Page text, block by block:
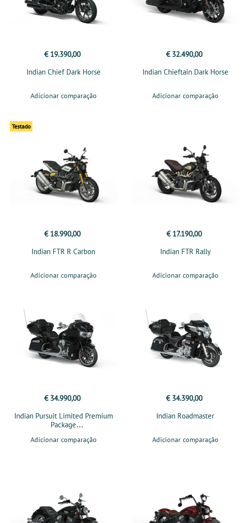
€ 19.390,00
Indian Chief Dark Horse
Adicionar comparação
€ 32.490,00
Indian Chieftain Dark Horse
Adicionar comparação
Testado
€ 18.990,00
Indian FTR R Carbon
Adicionar comparação
€ 17.190,00
Indian FTR Rally
Adicionar comparação
€ 34.990,00
Indian Pursuit Limited Premium
Package
Adicionar comparação
€ 34.390,00
Indian Roadmaster
Adicionar comparação